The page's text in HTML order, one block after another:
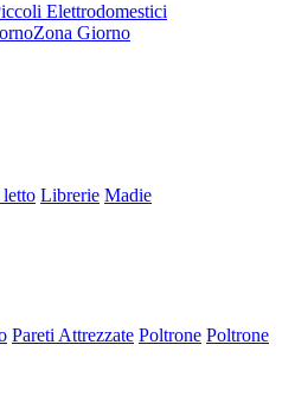
Elettrodomestici
Zona Giorno
Librerie Madie
Pareti Attrezzate Poltrone Poltrone